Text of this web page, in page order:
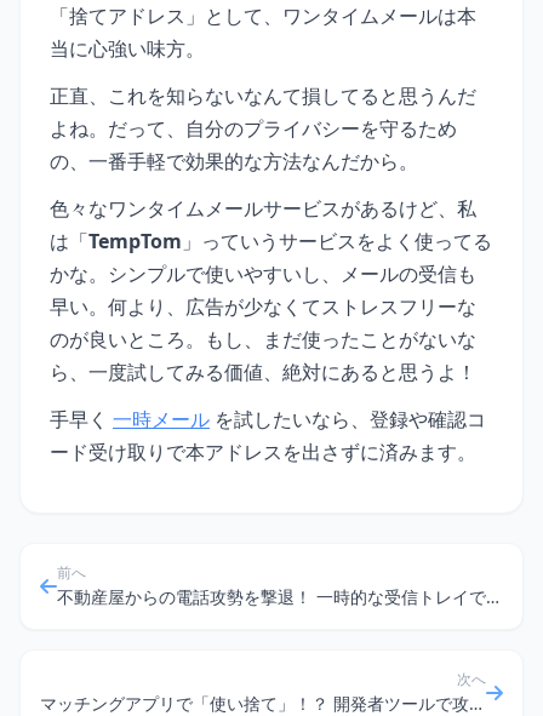
「捨てアドレス」として、ワンタイムメールは本
当に心強い味方。
正直、これを知らないなんて損してると思うんだ
よね。だって、自分のプライバシーを守るため
の、一番手軽で効果的な方法なんだから。
色々なワンタイムメールサービスがあるけど、私
は「TempTom 」っていうサービスをよく使ってる
かな。シンプルで使いやすいし、メールの受信も
早い。何より、広告が少なくてストレスフリーな
のが良いところ。もし、まだ使ったことがないな
ら、一度試してみる価値、絶対にあると思うよ！
手早く 一時メール を試したいなら、登録や確認コ
ード受け取りで本アドレスを出さずに済みます。
前へ
不動産屋からの電話攻勢を撃退！ 一時的な受信トレイで賢く物件探し
次へ
マッチングアプリで「使い捨て」！？ 開発者ツールで攻める、匿名性と安全性の新常識